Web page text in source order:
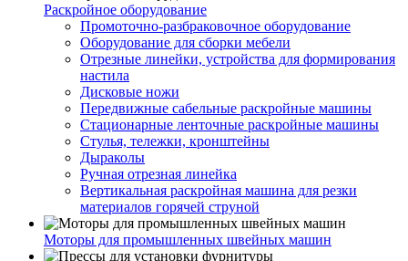
Раскройное оборудование
Промоточно-разбраковочное оборудование
Оборудование для сборки мебели
Отрезные линейки, устройства для формирования
настила
Дисковые ножи
Передвижные сабельные раскройные машины
Стационарные ленточные раскройные машины
Стулья, тележки, кронштейны
Дыраколы
Ручная отрезная линейка
Вертикальная раскройная машина для резки
материалов горячей струной
Моторы для промышленных швейных машин